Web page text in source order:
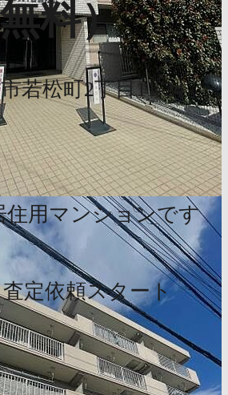
料）
若松町2丁目11-24
住用マンションです
定依頼スタート